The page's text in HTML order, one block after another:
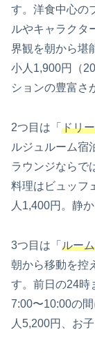
す。洋食中心の
ルやキャラクタ
界観を朝から堪
小人1,900円（
ションの豊富さ
2つ目は「 ドリ
ルジュルーム宿
ラウンジならで
料理はビュッフ
人1,400円。静
3つ目は「 ルー
朝から移動を控
す。前日の24時
7:00〜10:00の
人5,200円、お